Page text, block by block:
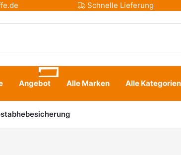
Schnelle Lieferung
Angebot Alle Marken Alle Kategorien